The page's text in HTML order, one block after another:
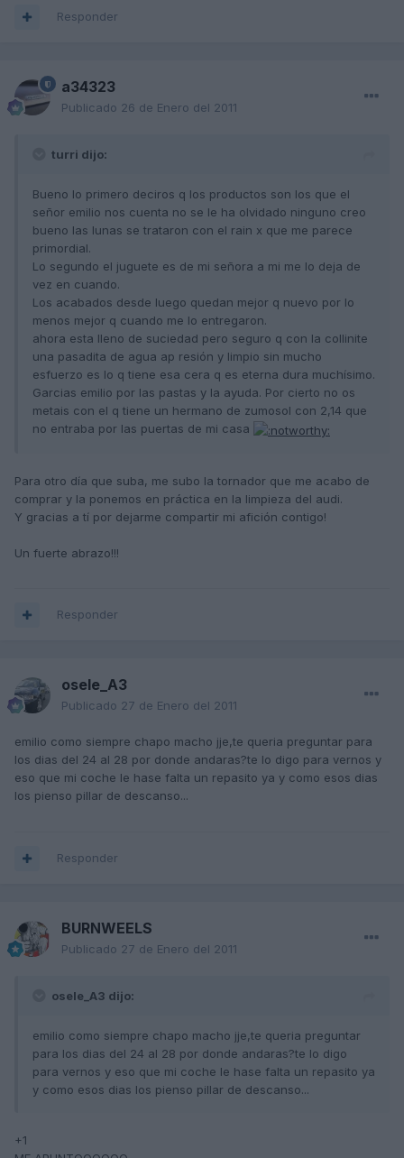
Responder
a34323
Publicado 26 de Enero del 2011
turri dijo:
Bueno lo primero deciros q los productos son los que el
señor emilio nos cuenta no se le ha olvidado ninguno creo
bueno las lunas se trataron con el rain x que me parece
primordial.
Lo segundo el juguete es de mi señora a mi me lo deja de
vez en cuando.
Los acabados desde luego quedan mejor q nuevo por lo
menos mejor q cuando me lo entregaron.
ahora esta lleno de suciedad pero seguro q con la collinite
una pasadita de agua ap resión y limpio sin mucho
esfuerzo es lo q tiene esa cera q es eterna dura muchísimo.
Garcias emilio por las pastas y la ayuda. Por cierto no os
metais con el q tiene un hermano de zumosol con 2,14 que
no entraba por las puertas de mi casa
Para otro día que suba, me subo la tornador que me acabo de
comprar y la ponemos en práctica en la limpieza del audi.
Y gracias a tí por dejarme compartir mi afición contigo!
Un fuerte abrazo!!!
Responder
osele_A3
Publicado 27 de Enero del 2011
emilio como siempre chapo macho jje,te queria preguntar para
los dias del 24 al 28 por donde andaras?te lo digo para vernos y
eso que mi coche le hase falta un repasito ya y como esos dias
los pienso pillar de descanso...
Responder
BURNWEELS
Publicado 27 de Enero del 2011
osele_A3 dijo:
emilio como siempre chapo macho jje,te queria preguntar
para los dias del 24 al 28 por donde andaras?te lo digo
para vernos y eso que mi coche le hase falta un repasito ya
y como esos dias los pienso pillar de descanso...
+1